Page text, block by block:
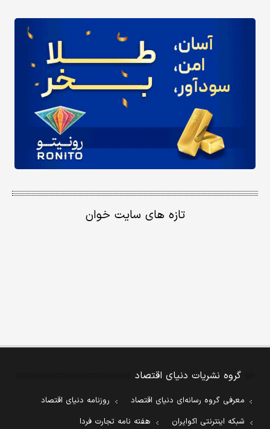
تازه های سایت خوان
گروه نشریات دنیای اقتصاد
معرفی گروه رسانه‌ای دنیای اقتصاد
روزنامه دنیای اقتصاد
شبکه اینترنتی اکوایران
هفته نامه تجارت فردا